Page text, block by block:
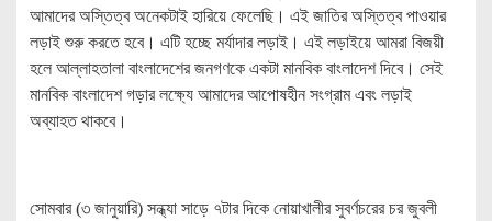
আমাদের অস্তিত্ব অনেকটাই হারিয়ে ফেলেছি। এই জাতির অস্তিত্ব পাওয়ার
লড়াই শুরু করতে হবে। এটি হচ্ছে মর্যাদার লড়াই। এই লড়াইয়ে আমরা বিজয়ী
হলে আল্লাহতালা বাংলাদেশের জনগণকে একটা মানবিক বাংলাদেশ দিবে। সেই
মানবিক বাংলাদেশ গড়ার লক্ষ্যে আমাদের আপোষহীন সংগ্রাম এবং লড়াই
অব্যাহত থাকবে।
সোমবার (৩ জানুয়ারি) সন্ধ্যা সাড়ে ৭টার দিকে নোয়াখালীর সুবর্ণচরের চর জুবলী